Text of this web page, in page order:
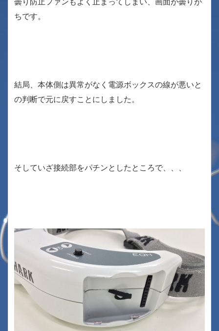
ちです。
結局、本体側は異常がなく電源ボックスの線が悪いと
の判断で元に戻すことにしました。
そしていざ接続部をパチンとしたところで、、、